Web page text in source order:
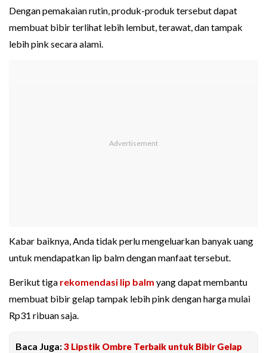
Dengan pemakaian rutin, produk-produk tersebut dapat
membuat bibir terlihat lebih lembut, terawat, dan tampak
lebih pink secara alami.
Kabar baiknya, Anda tidak perlu mengeluarkan banyak uang
untuk mendapatkan lip balm dengan manfaat tersebut.
Berikut tiga rekomendasi lip balm yang dapat membantu
membuat bibir gelap tampak lebih pink dengan harga mulai
Rp31 ribuan saja.
Baca Juga:3 Lipstik Ombre Terbaik untuk Bibir Gelap